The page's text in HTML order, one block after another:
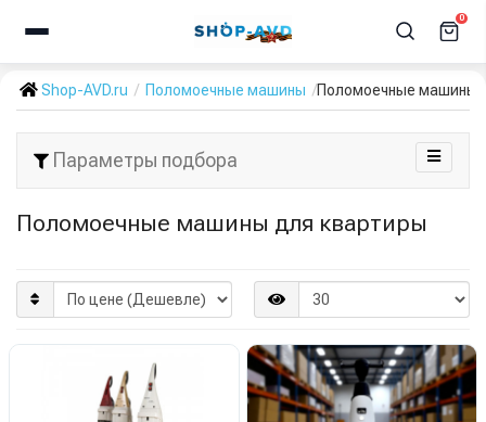
0
Shop-AVD.ru Поломоечные машины Поломоечные машины
Параметры подбора
Поломоечные машины для квартиры